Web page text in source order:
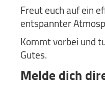
Freut euch auf ein
entspannter
Kommt vorbei und
Gutes.
Melde dich